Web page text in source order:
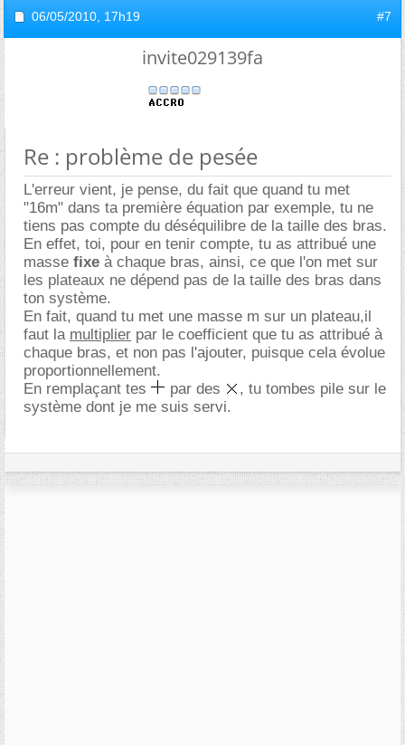
06/05/2010, 17h19 #7
invite029139fa
Re : problème de pesée
L'erreur vient, je pense, du fait que quand tu met
"16m" dans ta première équation par exemple, tu ne
tiens pas compte du déséquilibre de la taille des bras.
En effet, toi, pour en tenir compte, tu as attribué une
masse fixe à chaque bras, ainsi, ce que l'on met sur
les plateaux ne dépend pas de la taille des bras dans
ton système.
En fait, quand tu met une masse m sur un plateau,il
faut la multiplier par le coefficient que tu as attribué à
chaque bras, et non pas l'ajouter, puisque cela évolue
proportionnellement.
En remplaçant tes
par des
, tu tombes pile sur le
système dont je me suis servi.